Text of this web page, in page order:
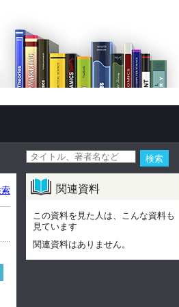
関連資料
この資料を見た人は、こんな資料も
見ています
関連資料はありません。